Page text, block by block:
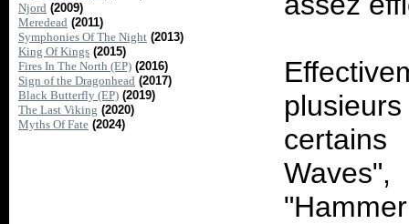
Njord (2009)
Meredead (2011)
Symphonies Of The Night (2013)
King Of Kings (2015)
Fires In The North (EP) (2016)
Sign of the Dragonhead (2017)
Black Butterfly (EP) (2019)
The Last Viking (2020)
Myths Of Fate (2024)